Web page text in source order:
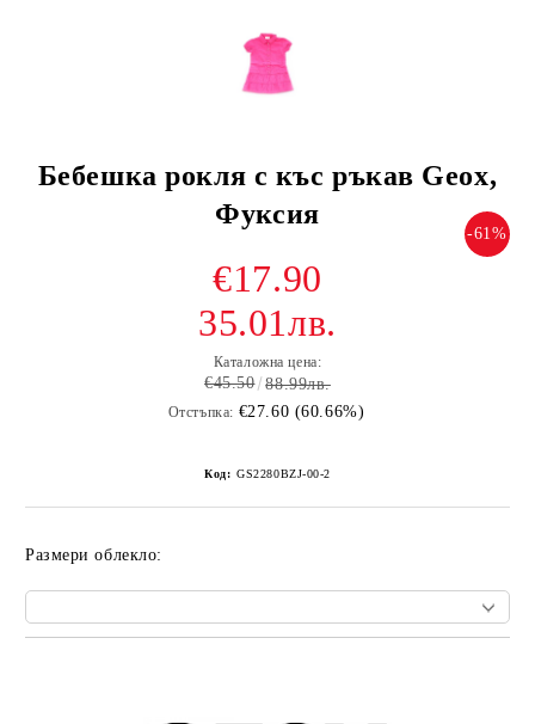
Бебешка рокля с къс ръкав Geox,
Фуксия
-61%
€17.90
35.01лв.
Каталожна цена:
€45.50 88.99лв.
Отстъпка: €27.60 (60.66%)
Код: GS2280BZJ-00-2
Размери облекло: